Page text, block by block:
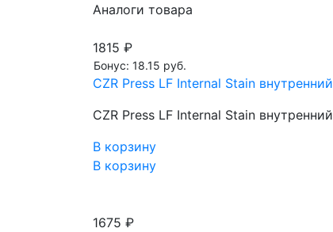
Аналоги товара
1815 ₽
Бонус: 18.15 руб.
CZR Press LF Internal Stain
CZR Press LF Internal Stain
В корзину
В корзину
1675 ₽